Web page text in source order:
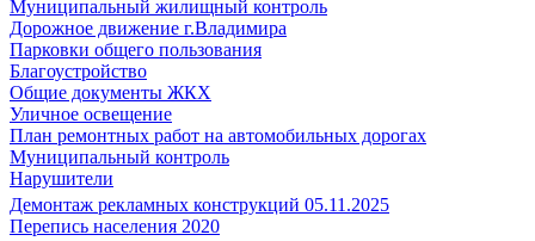
Муниципальный жилищный контроль
Дорожное движение г.Владимира
Парковки общего пользования
Благоустройство
Общие документы ЖКХ
Уличное освещение
План ремонтных работ на автомобильных дорогах
Муниципальный контроль
Нарушители
Демонтаж рекламных конструкций 05.11.2025
Перепись населения 2020